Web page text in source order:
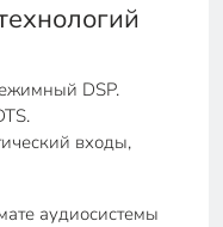
DSP.
входы,
аудиосистемы